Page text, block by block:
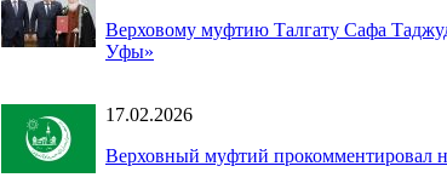
Верховому муфтию Талгату Сафа
Уфы»
17.02.2026
Верховный муфтий прокомментировал